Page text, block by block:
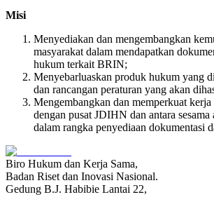
Misi
Menyediakan dan mengembangkan
masyarakat dalam mendapatkan
hukum terkait BRIN;
Menyebarluaskan produk hukum yang
dan rancangan peraturan yang akan
Mengembangkan dan memperkuat
dengan pusat JDIHN dan antara
dalam rangka penyediaan dokumentasi
Biro Hukum dan Kerja Sama,
Badan Riset dan Inovasi Nasional.
Gedung B.J. Habibie Lantai 22,